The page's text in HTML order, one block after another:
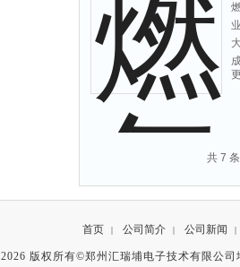
共 7
首页 | 公司简介 | 公司新闻 |
2026 版权所有©郑州汇瑞埔电子技术有限公